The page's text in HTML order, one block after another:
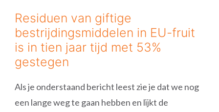
Residuen van giftige
bestrijdingsmiddelen in EU-fruit
is in tien jaar tijd met 53%
gestegen
Als je onderstaand bericht leest zie je dat we nog
een lange weg te gaan hebben en lijkt de